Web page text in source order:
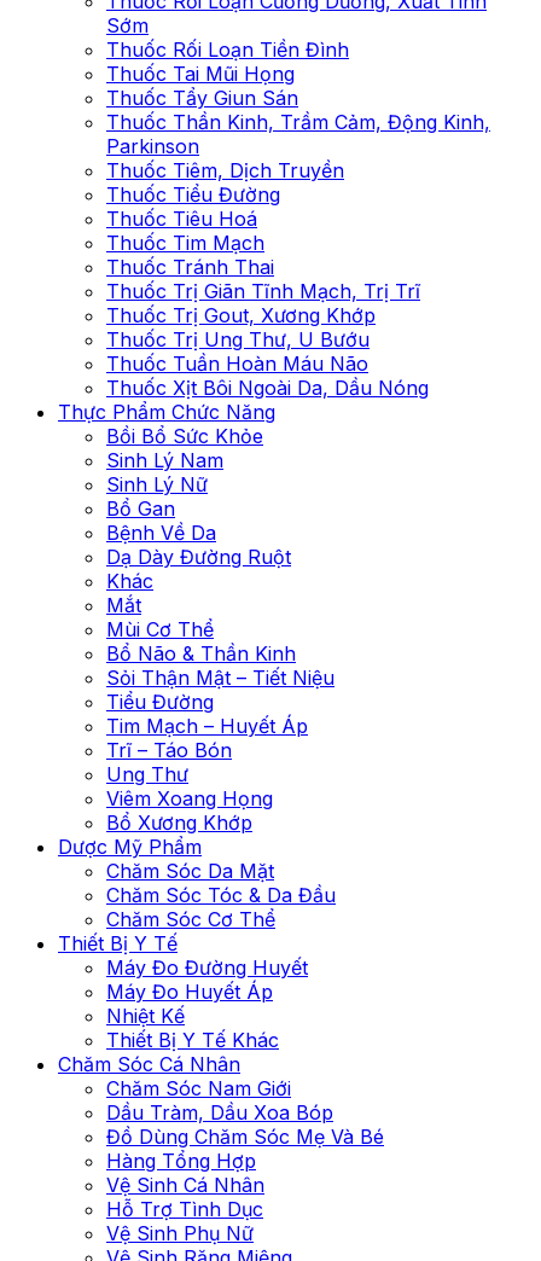
Sớm
Thuốc Rối Loạn Tiền Đình
Thuốc Tai Mũi Họng
Thuốc Tẩy Giun Sán
Thuốc Thần Kinh, Trầm Cảm, Động Kinh,
Parkinson
Thuốc Tiêm, Dịch Truyền
Thuốc Tiểu Đường
Thuốc Tiêu Hoá
Thuốc Tim Mạch
Thuốc Tránh Thai
Thuốc Trị Giãn Tĩnh Mạch, Trị Trĩ
Thuốc Trị Gout, Xương Khớp
Thuốc Trị Ung Thư, U Bướu
Thuốc Tuần Hoàn Máu Não
Thuốc Xịt Bôi Ngoài Da, Dầu Nóng
Thực Phẩm Chức Năng
Bồi Bổ Sức Khỏe
Sinh Lý Nam
Sinh Lý Nữ
Bổ Gan
Bệnh Về Da
Dạ Dày Đường Ruột
Khác
Mắt
Mùi Cơ Thể
Bổ Não & Thần Kinh
Sỏi Thận Mật – Tiết Niệu
Tiểu Đường
Tim Mạch – Huyết Áp
Trĩ – Táo Bón
Ung Thư
Viêm Xoang Họng
Bổ Xương Khớp
Dược Mỹ Phẩm
Chăm Sóc Da Mặt
Chăm Sóc Tóc & Da Đầu
Chăm Sóc Cơ Thể
Thiết Bị Y Tế
Máy Đo Đường Huyết
Máy Đo Huyết Áp
Nhiệt Kế
Thiết Bị Y Tế Khác
Chăm Sóc Cá Nhân
Chăm Sóc Nam Giới
Dầu Tràm, Dầu Xoa Bóp
Đồ Dùng Chăm Sóc Mẹ Và Bé
Hàng Tổng Hợp
Vệ Sinh Cá Nhân
Hỗ Trợ Tình Dục
Vệ Sinh Phụ Nữ